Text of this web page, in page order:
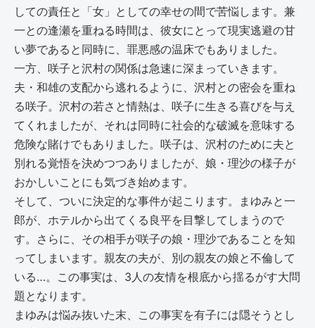
しての責任と「女」としての幸せの間で苦悩します。兼
一との逢瀬を重ねる時間は、彼女にとって現実逃避の甘
い夢であると同時に、罪悪感の温床でもありました。
一方、咲子と沢村の関係は急速に深まっていきます。
夫・和雄の支配から逃れるように、沢村との密会を重ね
る咲子。沢村の若さと情熱は、咲子に生きる喜びを与え
てくれましたが、それは同時に社会的な破滅を意味する
危険な賭けでもありました。咲子は、沢村のために夫と
別れる覚悟を決めつつありましたが、娘・理沙の様子が
おかしいことにも気づき始めます。
そして、ついに決定的な事件が起こります。まゆみと一
郎が、ホテルから出てくる良平を目撃してしまうので
す。さらに、その相手が咲子の娘・理沙であることを知
ってしまいます。親友の夫が、別の親友の娘と不倫して
いる…。この事実は、3人の友情を根底から揺るがす大問
題となります。
まゆみは悩み抜いた末、この事実を有子には隠そうとし